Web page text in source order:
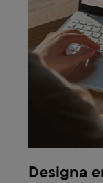
Designa